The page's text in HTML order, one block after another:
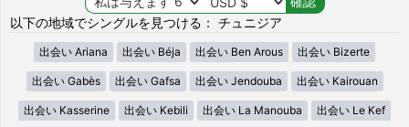
以下の地域でシングルを見つける： チュニジア
出会い Ariana 出会い Béja 出会い Ben Arous 出会い Bizerte
出会い Gabès 出会い Gafsa 出会い Jendouba 出会い Kairouan
出会い Kasserine 出会い Kebili 出会い La Manouba 出会い Le Kef